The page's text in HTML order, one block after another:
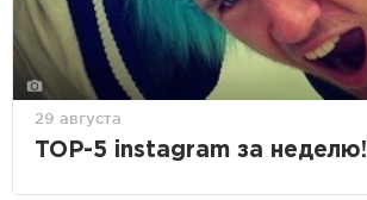
29 августа
TOP-5 instagram за неделю!